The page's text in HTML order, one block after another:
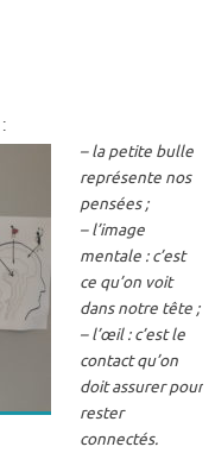
:
– la petite bulle
représente nos
pensées ;
– l’image
mentale : c’est
ce qu’on voit
dans notre tête ;
– l’œil : c’est le
contact qu’on
doit assurer pour
rester
connectés.